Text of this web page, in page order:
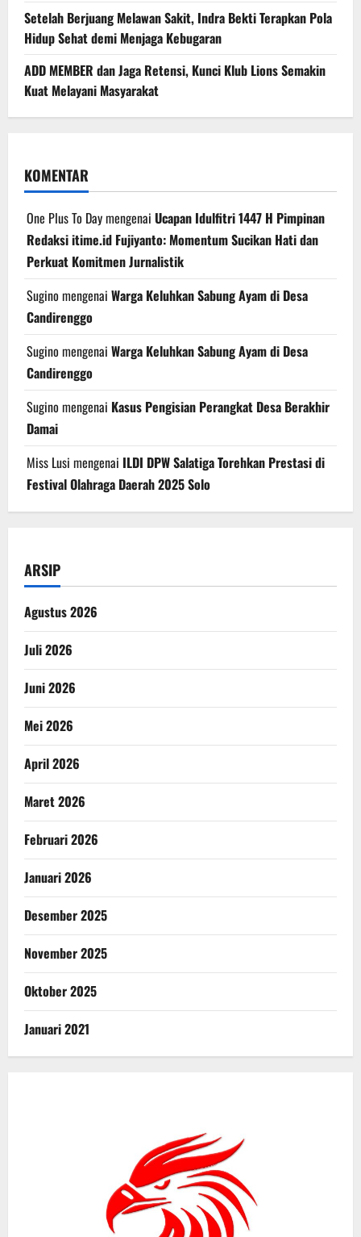
Setelah Berjuang Melawan Sakit, Indra Bekti Terapkan Pola
Hidup Sehat demi Menjaga Kebugaran
ADD MEMBER dan Jaga Retensi, Kunci Klub Lions Semakin
Kuat Melayani Masyarakat
KOMENTAR
One Plus To Daymengenai Ucapan Idulfitri 1447 H Pimpinan
Redaksi itime.id Fujiyanto: Momentum Sucikan Hati dan
Perkuat Komitmen Jurnalistik
Sugino mengenai Warga Keluhkan Sabung Ayam di Desa
Candirenggo
Sugino mengenai Warga Keluhkan Sabung Ayam di Desa
Candirenggo
Sugino mengenai Kasus Pengisian Perangkat Desa Berakhir
Damai
Miss Lusi mengenai ILDI DPW Salatiga Torehkan Prestasi di
Festival Olahraga Daerah 2025 Solo
ARSIP
Agustus 2026
Juli 2026
Juni 2026
Mei 2026
April 2026
Maret 2026
Februari 2026
Januari 2026
Desember 2025
November 2025
Oktober 2025
Januari 2021